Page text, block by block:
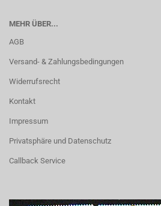
MEHR ÜBER...
AGB
Versand- & Zahlungsbedingungen
Widerrufsrecht
Kontakt
Impressum
Privatsphäre und Datenschutz
Callback Service